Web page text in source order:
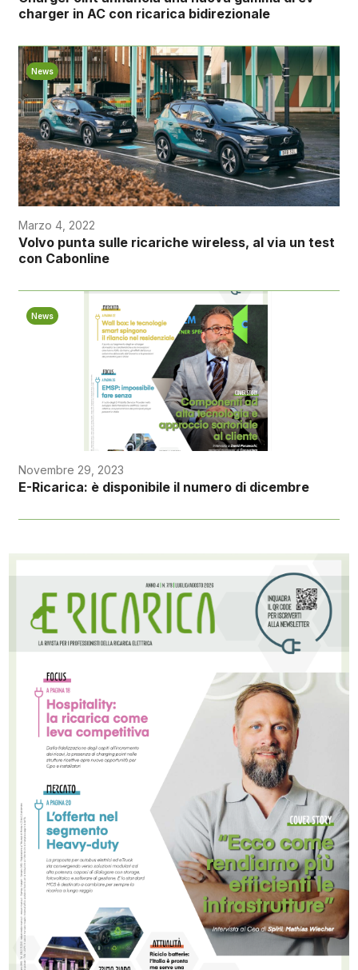
charger in AC con ricarica bidirezionale
News
Marzo 4, 2022
Volvo punta sulle ricariche wireless, al via un test
con Cabonline
News
Novembre 29, 2023
E-Ricarica: è disponibile il numero di dicembre